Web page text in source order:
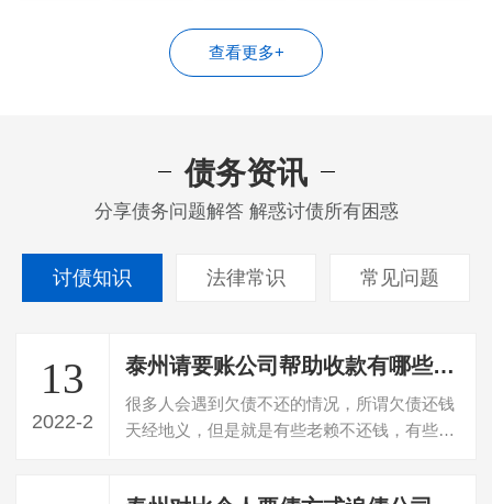
查看更多+
债务资讯
分享债务问题解答 解惑讨债所有困惑
讨债知识 法律常识 常见问题
13
2022-2
泰州请要账公司帮助收款有哪些优势
很多人会遇到欠债不还的情况，所谓欠债还钱
天经地义，但是就是有些老赖不还钱，有些或